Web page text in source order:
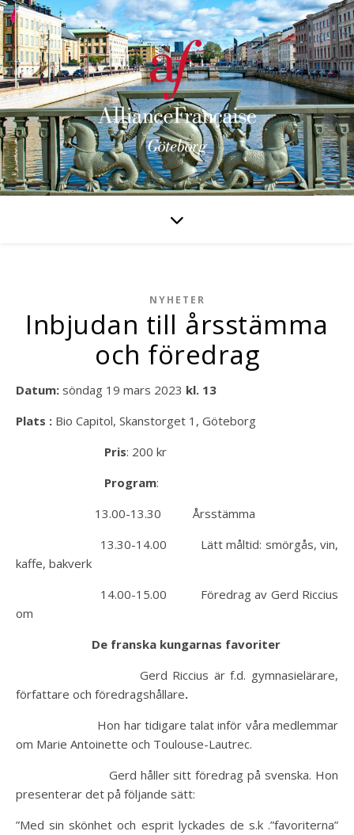
NYHETER
Inbjudan till årsstämma
och föredrag
Datum: söndag 19 mars 2023 kl. 13
Plats : Bio Capitol, Skanstorget 1, Göteborg
Pris: 200 kr
Program:
13.00-13.30 Årsstämma
13.30-14.00 Lätt måltid: smörgås, vin,
kaffe, bakverk
14.00-15.00 Föredrag av Gerd Riccius
om
De franska kungarnas favoriter
Gerd Riccius är f.d. gymnasielärare,
författare och föredragshållare.
Hon har tidigare talat inför våra medlemmar
om Marie Antoinette och Toulouse-Lautrec.
Gerd håller sitt föredrag på svenska. Hon
presenterar det på följande sätt:
”Med sin skönhet och esprit lyckades de s.k .”favoriterna”